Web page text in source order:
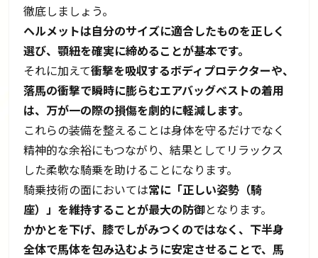
徹底しましょう。
ヘルメットは自分のサイズに適合したものを正しく
選び、顎紐を確実に締めることが基本です。
それに加えて衝撃を吸収するボディプロテクターや、
落馬の衝撃で瞬時に膨らむエアバッグベストの着用
は、万が一の際の損傷を劇的に軽減します。
これらの装備を整えることは身体を守るだけでなく
精神的な余裕にもつながり、結果としてリラックス
した柔軟な騎乗を助けることになります。
騎乗技術の面においては常に「正しい姿勢（騎
座）」を維持することが最大の防御となります。
かかとを下げ、膝でしがみつくのではなく、下半身
全体で馬体を包み込むように安定させることで、馬